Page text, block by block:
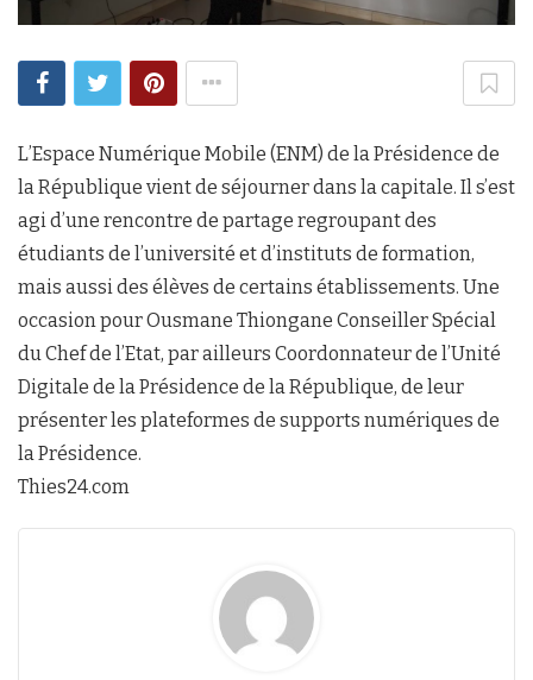
L’Espace Numérique Mobile (ENM) de la Présidence de
la République vient de séjourner dans la capitale. Il s’est
agi d’une rencontre de partage regroupant des
étudiants de l’université et d’instituts de formation,
mais aussi des élèves de certains établissements. Une
occasion pour Ousmane Thiongane Conseiller Spécial
du Chef de l’Etat, par ailleurs Coordonnateur de l’Unité
Digitale de la Présidence de la République, de leur
présenter les plateformes de supports numériques de
la Présidence.
Thies24.com